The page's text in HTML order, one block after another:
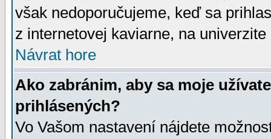
však nedoporučujeme, keď sa
z internetovej kaviarne, na univerzite
Návrat hore
Ako zabránim, aby sa moje
prihlásených?
Vo Vašom nastavení nájdete